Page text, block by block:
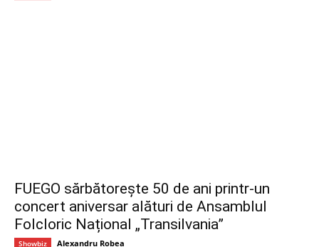
FUEGO sărbătorește 50 de ani printr-un
concert aniversar alături de Ansamblul
Folcloric Național „Transilvania”
Showbiz Alexandru Robea